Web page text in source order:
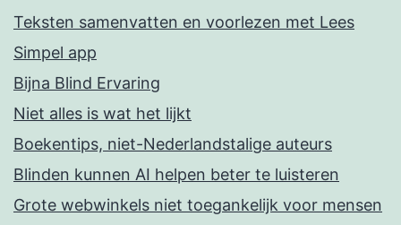
Teksten samenvatten en voorlezen met Lees
Simpel app
Bijna Blind Ervaring
Niet alles is wat het lijkt
Boekentips, niet-Nederlandstalige auteurs
Blinden kunnen AI helpen beter te luisteren
Grote webwinkels niet toegankelijk voor mensen